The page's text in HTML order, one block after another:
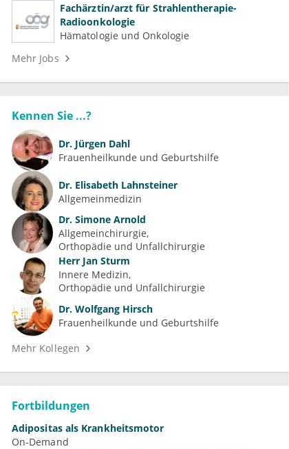
Fachärztin/arzt für Strahlentherapie-
Radioonkologie
Hämatologie und Onkologie
Mehr Jobs
Kennen Sie ...?
Dr. Jürgen Dahl
Frauenheilkunde und Geburtshilfe
Dr. Elisabeth Lahnsteiner
Allgemeinmedizin
Dr. Simone Arnold
Allgemeinchirurgie
Orthopädie und Unfallchirurgie
Herr Jan Sturm
Innere Medizin
Orthopädie und Unfallchirurgie
Dr. Wolfgang Hirsch
Frauenheilkunde und Geburtshilfe
Mehr Kollegen
Fortbildungen
Adipositas als Krankheitsmotor
On-Demand